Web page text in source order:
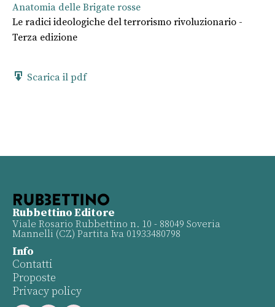
Anatomia delle Brigate rosse
Le radici ideologiche del terrorismo rivoluzionario -
Terza edizione
Scarica il pdf
Rubbettino Editore
Viale Rosario Rubbettino n. 10 - 88049 Soveria
Mannelli (CZ) Partita Iva 01933480798
Info
Contatti
Proposte
Privacy policy